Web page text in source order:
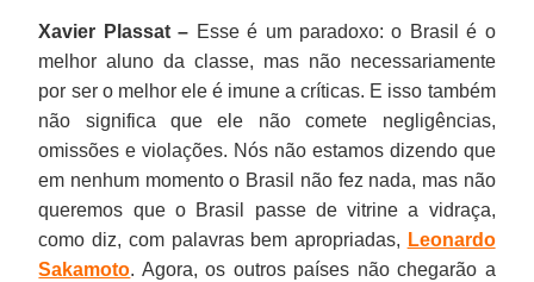
Xavier Plassat – Esse é um paradoxo: o Brasil é o
melhor aluno da classe, mas não necessariamente
por ser o melhor ele é imune a críticas. E isso também
não significa que ele não comete negligências,
omissões e violações. Nós não estamos dizendo que
em nenhum momento o Brasil não fez nada, mas não
queremos que o Brasil passe de vitrine a vidraça,
como diz, com palavras bem apropriadas, Leonardo
Sakamoto. Agora, os outros países não chegarão a